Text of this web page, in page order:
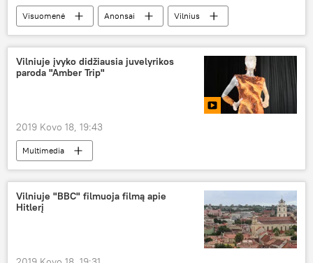
Visuomenė Anonsai
Vilnius
augintiniai
Tvarkingų augintinių akcija
Vilniuje įvyko didžiausia juvelyrikos
paroda "Amber Trip"
2019 Kovo 18, 19:43
Multimedia
Vilniuje "BBC" filmuoja filmą apie
Hitlerį